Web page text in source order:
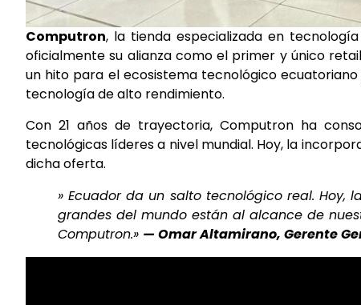
Computron, la tienda especializada en
oficialmente su alianza como el primer y único
un hito para el ecosistema tecnológico
tecnología de alto rendimiento.
Con 21 años de trayectoria, Computron ha
tecnológicas líderes a nivel mundial. Hoy, la
dicha oferta.
» Ecuador da un salto tecnológico real. Hoy,
grandes del mundo están al alcance de
Computron.» — Omar Altamirano, Gerente